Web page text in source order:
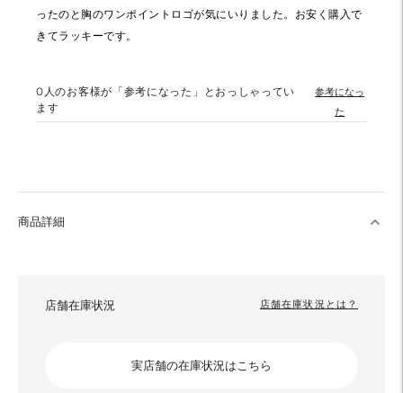
ったのと胸のワンポイントロゴが気にいりました。お安く購入で
きてラッキーです。
0 人のお客様が「参考になった」とおっしゃってい
ます
参考になっ
た
商品詳細
店舗在庫状況 店舗在庫状況とは？
実店舗の在庫状況はこちら